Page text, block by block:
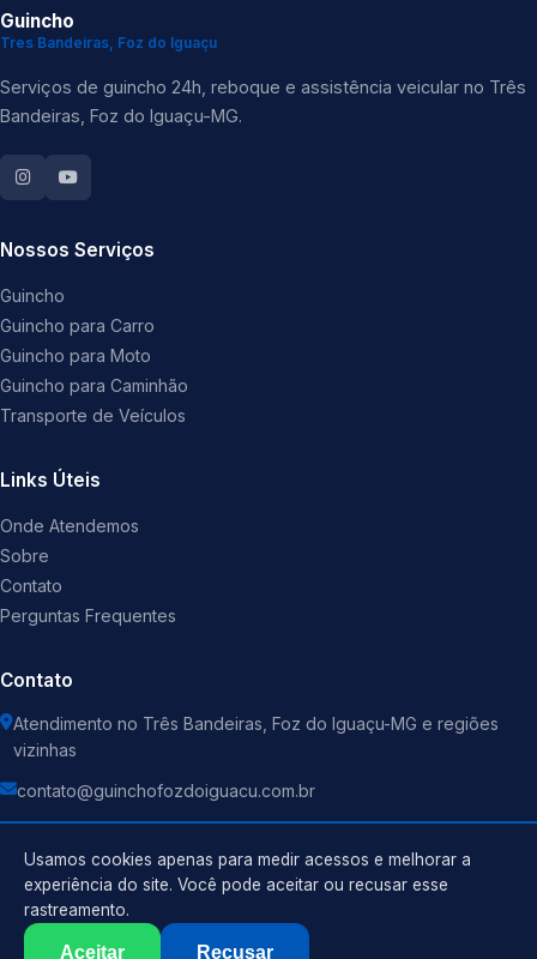
Guincho
Tres Bandeiras, Foz do Iguaçu
Serviços de guincho 24h, reboque e assistência veicular no Três
Bandeiras, Foz do Iguaçu-MG.
Nossos Serviços
Guincho
Guincho para Carro
Guincho para Moto
Guincho para Caminhão
Transporte de Veículos
Links Úteis
Onde Atendemos
Sobre
Contato
Perguntas Frequentes
Contato
Atendimento no Três Bandeiras, Foz do Iguaçu-MG e regiões
vizinhas
contato@guinchofozdoiguacu.com.br
Guincho . Todos os direitos reservados.
Usamos cookies apenas para medir acessos e melhorar a
experiência do site. Você pode aceitar ou recusar esse
rastreamento.
Aceitar Recusar